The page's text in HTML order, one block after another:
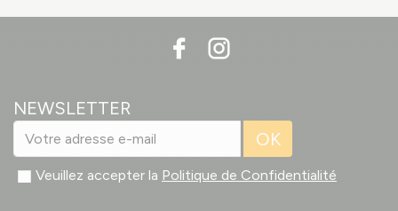
NEWSLETTER
OK
Veuillez accepter la Politique de Confidentialité